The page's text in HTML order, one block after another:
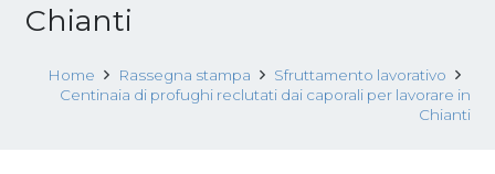
Chianti
Home Rassegna stampa
Sfruttamento lavorativo
Centinaia di profughi reclutati dai caporali per lavorare in
Chianti